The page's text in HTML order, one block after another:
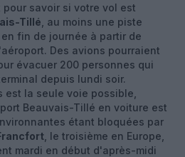
savoir si votre vol est
Tillé , au moins une piste
fin de journée à partir de
Des avions pourraient
évacuer 200 personnes qui
depuis lundi soir.
est la seule voie possible,
Beauvais-Tillé en voiture est
étant bloquées par
, le troisième en Europe,
mardi en début d'après-midi